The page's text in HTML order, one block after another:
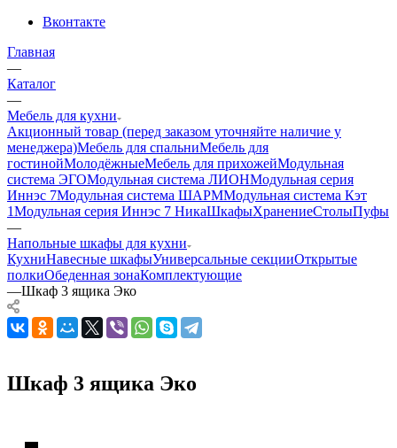
Вконтакте
Главная
—
Каталог
—
Мебель для кухни
Акционный товар (перед заказом уточняйте наличие у
менеджера)Мебель для спальниМебель для
гостинойМолодёжныеМебель для прихожейМодульная
система ЭГОМодульная система ЛИОНМодульная серия
Иннэс 7Модульная система ШАРММодульная система Кэт
1Модульная серия Иннэс 7 НикаШкафыХранениеСтолыПуфы
—
Напольные шкафы для кухни
КухниНавесные шкафыУниверсальные секцииОткрытые
полкиОбеденная зонаКомплектующие
—Шкаф 3 ящика Эко
Шкаф 3 ящика Эко